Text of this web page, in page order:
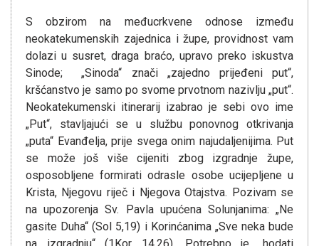
S obzirom na međucrkvene odnose između
neokatekumenskih zajednica i župe, providnost vam
dolazi u susret, draga braćo, upravo preko iskustva
Sinode; „Sinoda“ znači „zajedno prijeđeni put“,
kršćanstvo je samo po svome prvotnom nazivlju „put“.
Neokatekumenski itinerarij izabrao je sebi ovo ime
„Put“, stavljajući se u službu ponovnog otkrivanja
„puta“ Evanđelja, prije svega onim najudaljenijima. Put
se može još više cijeniti zbog izgradnje župe,
osposobljene formirati odrasle osobe ucijepljene u
Krista, Njegovu riječ i Njegova Otajstva. Pozivam se
na upozorenja Sv. Pavla upućena Solunjanima: „Ne
gasite Duha“ (Sol 5,19) i Korinćanima „Sve neka bude